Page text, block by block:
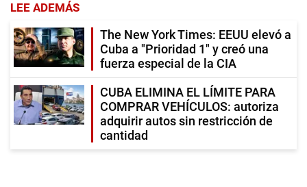
LEE ADEMÁS
The New York Times: EEUU elevó a
Cuba a "Prioridad 1" y creó una
fuerza especial de la CIA
CUBA ELIMINA EL LÍMITE PARA
COMPRAR VEHÍCULOS: autoriza
adquirir autos sin restricción de
cantidad